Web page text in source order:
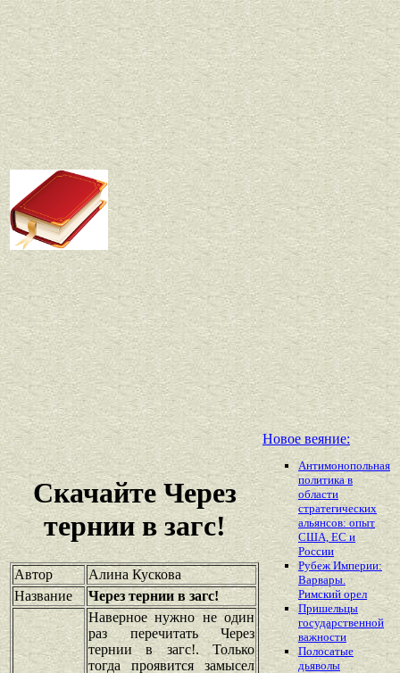
Скачайте Через
тернии в загс!
Автор
Алина Кускова
Название
Через тернии в загс!
Наверное нужно не один
раз перечитать Через
тернии в загс!. Только
тогда проявится замысел
Новое веяние:
Антимонопольная
политика в
области
стратегических
альянсов: опыт
США, ЕС и
России
Рубеж Империи:
Варвары.
Римский орел
Пришельцы
государственной
важности
Полосатые
дьяволы